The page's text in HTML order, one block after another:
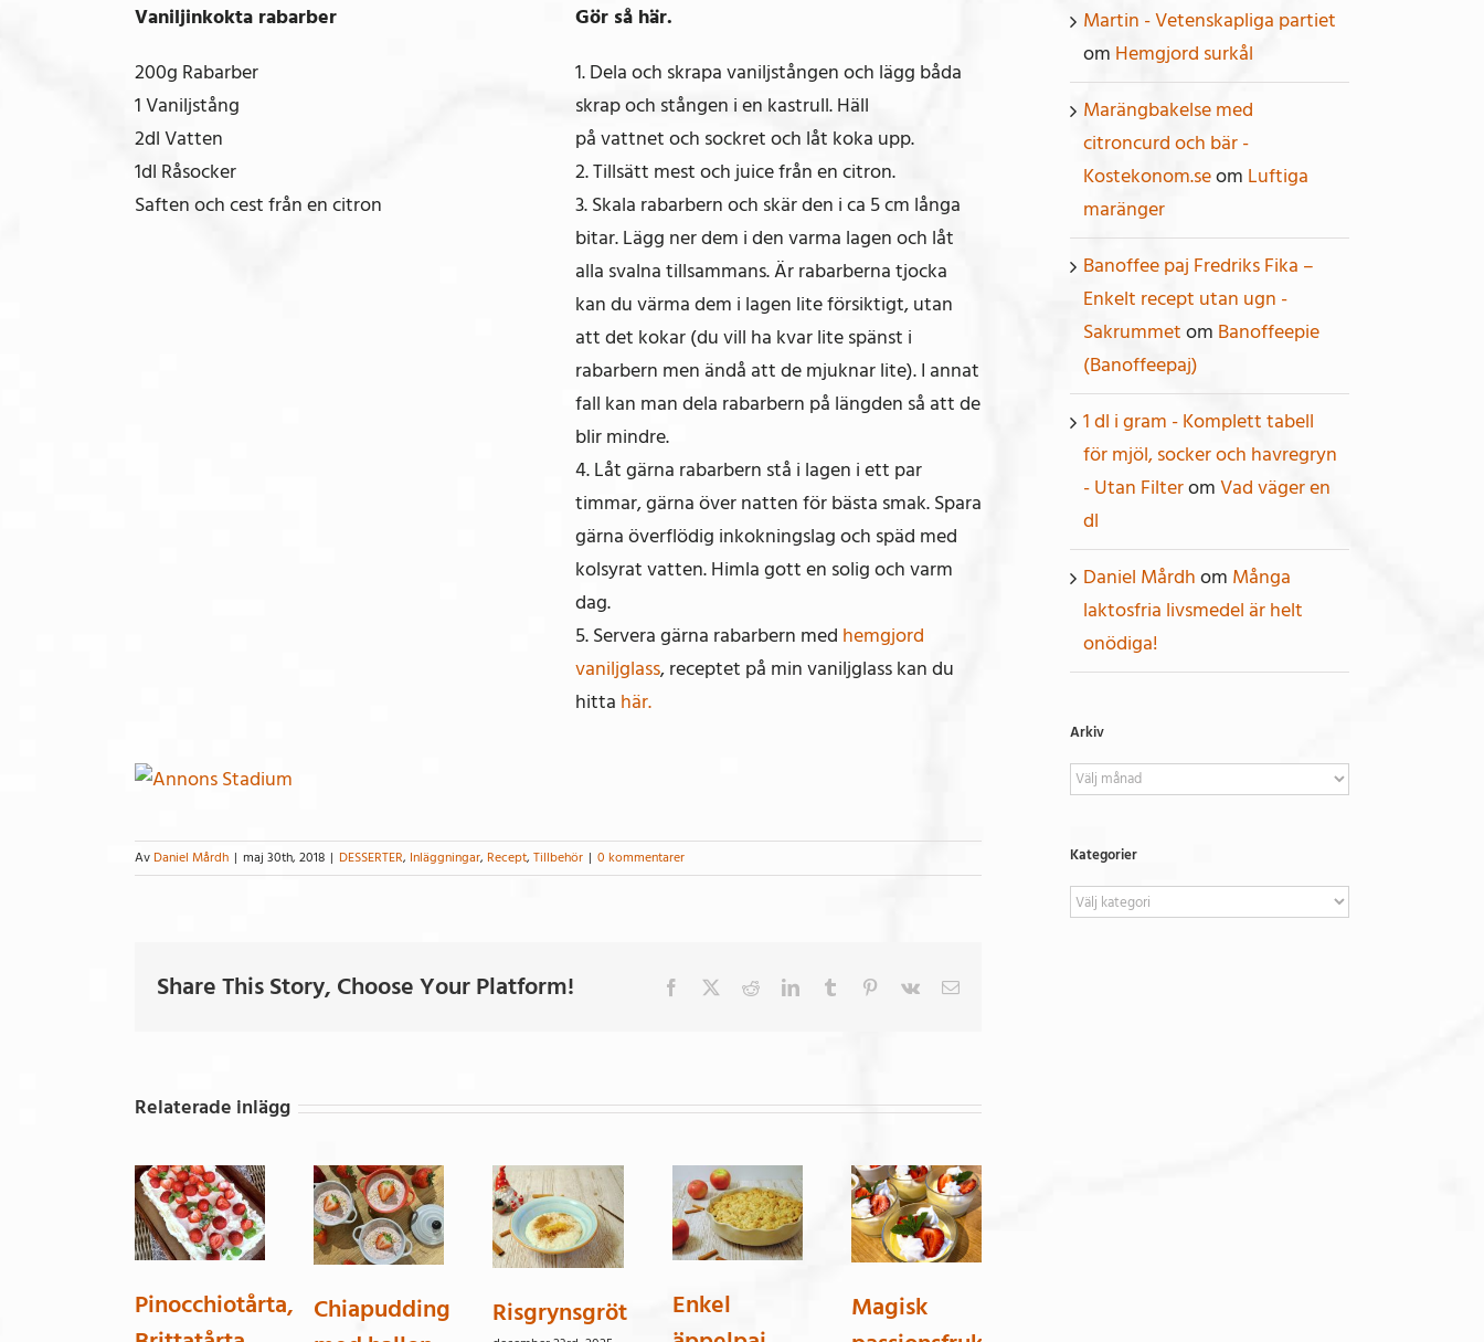
Vaniljinkokta rabarber
200g Rabarber
1 Vaniljstång
2dl Vatten
1dl Råsocker
Saften och cest från en citron
Gör så här.
1. Dela och skrapa vaniljstången och lägg båda
skrap och stången i en kastrull. Häll
på vattnet och sockret och låt koka upp.
2. Tillsätt mest och juice från en citron.
3. Skala rabarbern och skär den i ca 5 cm långa
bitar. Lägg ner dem i den varma lagen och låt
alla svalna tillsammans. Är rabarberna tjocka
kan du värma dem i lagen lite försiktigt, utan
att det kokar (du vill ha kvar lite spänst i
rabarbern men ändå att de mjuknar lite). I annat
fall kan man dela rabarbern på längden så att de
blir mindre.
4. Låt gärna rabarbern stå i lagen i ett par
timmar, gärna över natten för bästa smak. Spara
gärna överflödig inkokningslag och späd med
kolsyrat vatten. Himla gott en solig och varm
dag.
5. Servera gärna rabarbern med hemgjord
vaniljglass, receptet på min vaniljglass kan du
hitta här.
Av Daniel Mårdh | maj 30th, 2018 | DESSERTER, Inläggningar, Recept, Tillbehör | 0 kommentarer
Share This Story, Choose Your Platform! Facebook RedditLinkedInTumblr Pinterest
Vk
E-
Relaterade inlägg
Pinocchiotårta, Chiapudding
Risgrynsgröt
Enkel
Magisk
Martin - Vetenskapliga partiet
om Hemgjord surkål
Marängbakelse med
citroncurd och bär -
Kostekonom.seom Luftiga
maränger
Banoffee paj Fredriks Fika –
Enkelt recept utan ugn -
Sakrummetom Banoffeepie
(Banoffeepaj)
1 dl i gram - Komplett tabell
för mjöl, socker och havregryn
- Utan FilteromVad väger en
dl
Daniel Mårdhom Många
laktosfria livsmedel är helt
onödiga!
Arkiv
Arkiv
Kategorier
Kategorier